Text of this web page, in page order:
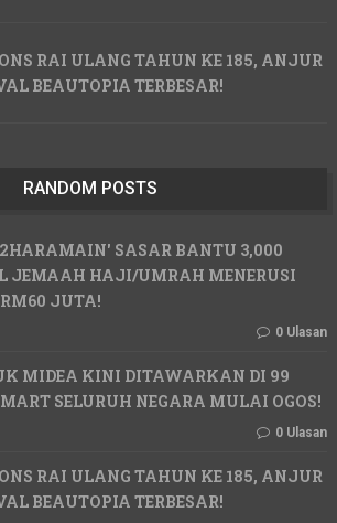
RAI ULANG TAHUN KE 185, ANJUR
BEAUTOPIA TERBESAR!
RANDOM POSTS
SASAR BANTU 3,000
JEMAAH HAJI/UMRAH MENERUSI
JUTA!
0 Ulasan
MIDEA KINI DITAWARKAN DI 99
MART SELURUH NEGARA MULAI OGOS!
0 Ulasan
RAI ULANG TAHUN KE 185, ANJUR
BEAUTOPIA TERBESAR!